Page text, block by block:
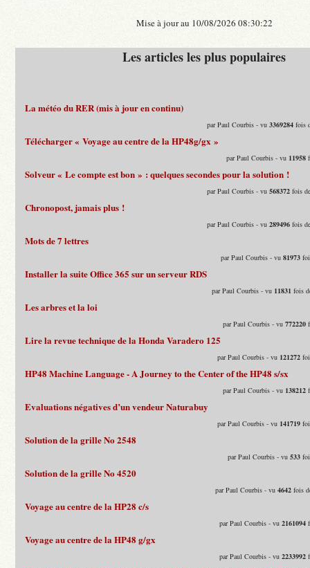
Mise à jour au 10/08/2026 08:30:22
Les articles les plus populaires
La météo du RER (mis à jour en continu)
par Paul Courbis - vu3369284 fois
Télécharger « Voyage au centre de la HP48g/gx »
par Paul Courbis - vu 11958
Solveur « Le compte est bon » : quelques secondes pour la solution !
par Paul Courbis - vu568372 fois
Chronopost, jamais plus !
par Paul Courbis - vu289496 fois
Mots de 7 lettres
par Paul Courbis - vu81973
Installer la suite Office 365 sur un serveur RDS
par Paul Courbis - vu 11831 fois
Les arbres et la loi
par Paul Courbis - vu772220
Lire la revue technique de la Honda Varadero 125
par Paul Courbis - vu 121272
HP48 Machine Language - A Journey to the Center of the HP48 s/sx
par Paul Courbis - vu 138212
Evaluations négatives d’un vendeur Naturabuy
par Paul Courbis - vu 141719
Solution de la grille No 2548
par Paul Courbis - vu533
Solution de la grille No 4520
par Paul Courbis - vu4642 fois
Voyage au centre de la HP28 c/s
par Paul Courbis - vu2161094
Voyage au centre de la HP48 g/gx
par Paul Courbis - vu2233992